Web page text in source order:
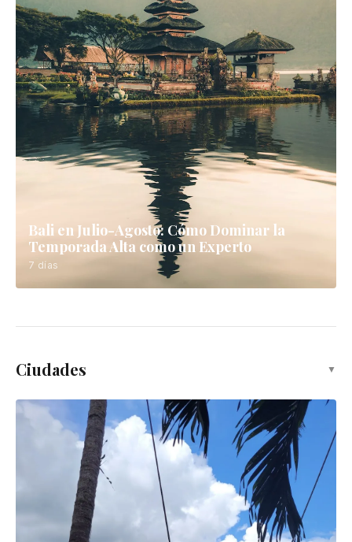
Bali Shoulder Season Guide: May-June
Itinerary & Tips
7 días
Cómo Viajar a Bali: Guía Completa de 14
14 días